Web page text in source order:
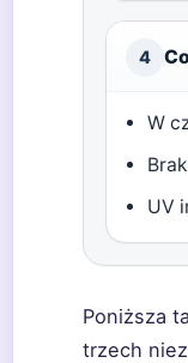
4
W
UV
Poniższa
trzech